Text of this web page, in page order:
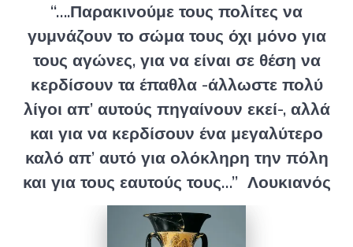
“….Παρακινούμε τους πολίτες να
γυμνάζουν το σώμα τους όχι μόνο για
τους αγώνες, για να είναι σε θέση να
κερδίσουν τα έπαθλα -άλλωστε πολύ
λίγοι απ’ αυτούς πηγαίνουν εκεί-, αλλά
και για να κερδίσουν ένα μεγαλύτερο
καλό απ’ αυτό για ολόκληρη την πόλη
και για τους εαυτούς τους…” Λουκιανός